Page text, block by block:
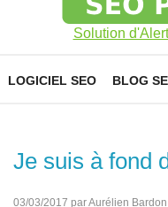
Solution
LOGICIEL SEO BLOG
Je suis à fond
03/03/2017 par Aurélien Bardon